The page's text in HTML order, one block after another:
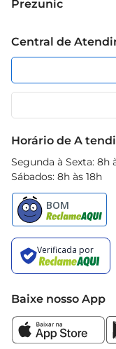
Grupo Cencosud
Política de
Portal do
Cencosud Media
Prezunic
Código de Ética
App Prezunic
Central de
Horário de A
Segunda à Sexta: 8h
Sábados: 8h às 18h
Baixe nosso App